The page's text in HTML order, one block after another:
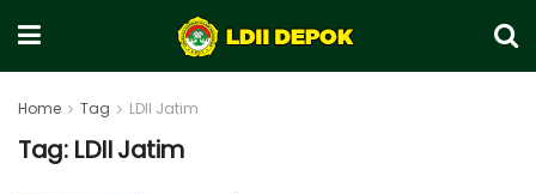
Home Tag LDII Jatim
Tag: LDII Jatim